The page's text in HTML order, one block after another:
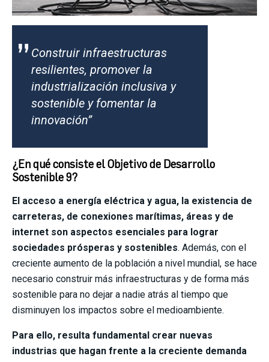
” Construir infraestructuras
resilientes, promover la
industrialización inclusiva y
sostenible y fomentar la
innovación”
¿En qué consiste el Objetivo de Desarrollo
Sostenible 9?
El acceso a energía eléctrica y agua, la existencia de
carreteras, de conexiones marítimas, áreas y de
internet son aspectos esenciales para lograr
sociedades prósperas y sostenibles. Además, con el
creciente aumento de la población a nivel mundial, se hace
necesario construir más infraestructuras y de forma más
sostenible para no dejar a nadie atrás al tiempo que
disminuyen los impactos sobre el medioambiente.
Para ello, resulta fundamental crear nuevas
industrias que hagan frente a la creciente demanda